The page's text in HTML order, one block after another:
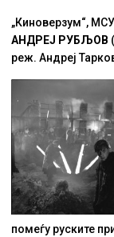
„Киноверзум“,
АНДРЕЈ РУБЉОВ
реж. Андреј
помеѓу руските